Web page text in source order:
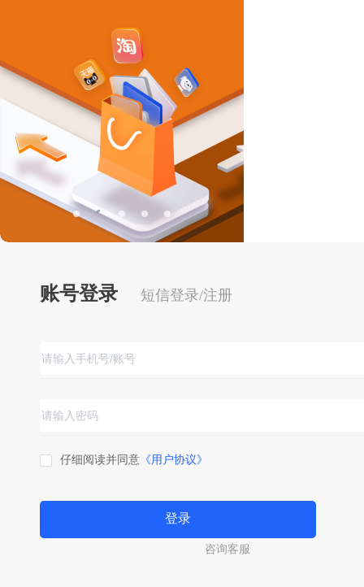
账号登录 短信登录/注册
仔细阅读并同意 《用户协议》
登录
咨询客服